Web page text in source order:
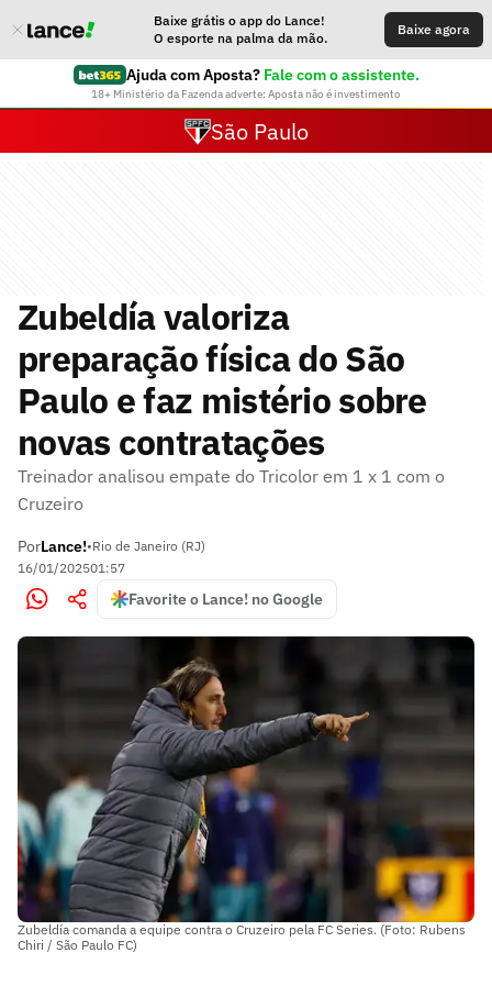
Baixe grátis o app do Lance!
O esporte na palma da mão.
Baixe agora
Ajuda com Aposta? Fale com o assistente.
18+ Ministério da Fazenda adverte: Aposta não é investimento
São Paulo
Zubeldía valoriza
preparação física do São
Paulo e faz mistério sobre
novas contratações
Treinador analisou empate do Tricolor em 1 x 1 com o
Cruzeiro
PorLance!•Rio de Janeiro (RJ)
16/01/202501:57
Favorite o Lance! no Google
Zubeldía comanda a equipe contra o Cruzeiro pela FC Series. (Foto: Rubens
Chiri / São Paulo FC)